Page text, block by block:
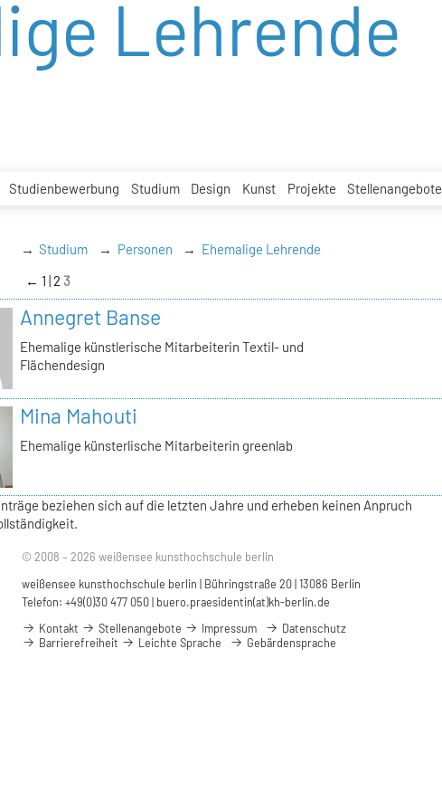
Studienbewerbung Studium Design Kunst Projekte Stellenangebote
Lehrende
Studium Personen
Ehemalige Lehrende
← 1 23
Annegret Banse
Ehemalige künstlerische Mitarbeiterin Textil- und
Flächendesign
Mina Mahouti
Ehemalige künsterlische Mitarbeiterin greenlab
beziehen sich auf die letzten Jahre und erheben keinen Anpruch
© 2008 – 2026 weißensee kunsthochschule berlin
weißensee kunsthochschule berlin | Bühringstraße 20 | 13086 Berlin
Telefon: +49(0)30 477 050 | buero.praesidentin(at)kh-berlin.de
Kontakt
Stellenangebote Impressum
Datenschutz
Barrierefreiheit
Leichte Sprache Gebärdensprache